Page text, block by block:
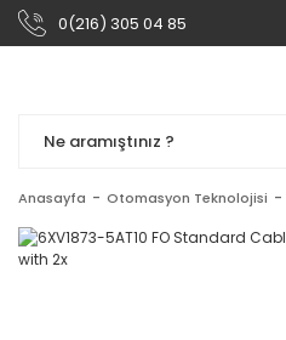
0(216) 305 04 85
Anasayfa Otomasyon Teknolojisi